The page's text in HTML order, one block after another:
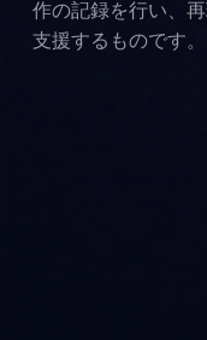
支援するものです。